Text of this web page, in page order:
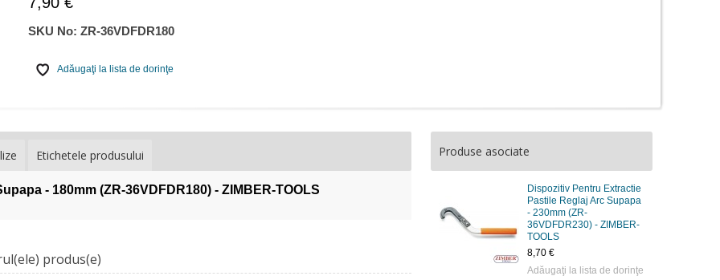
SKU No:ZR-36VDFDR180
Adăugaţi la lista de dorinţe
Etichetele produsului
- 180mm (ZR-36VDFDR180) - ZIMBER-TOOLS
Produse asociate
Dispozitiv Pentru Extractie
Pastile Reglaj Arc Supapa
- 230mm (ZR-
36VDFDR230) - ZIMBER-
TOOLS
8,70 €
Adăugaţi la lista de dorinţe
produs(e)